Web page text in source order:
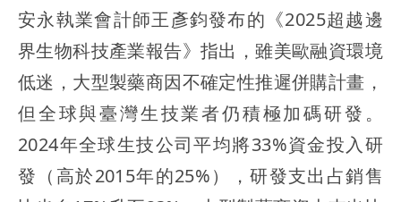
安永執業會計師王彥鈞發布的《2025超越邊
界生物科技產業報告》指出，雖美歐融資環境
低迷，大型製藥商因不確定性推遲併購計畫，
但全球與臺灣生技業者仍積極加碼研發。
2024年全球生技公司平均將33%資金投入研
發（高於2015年的25%），研發支出占銷售